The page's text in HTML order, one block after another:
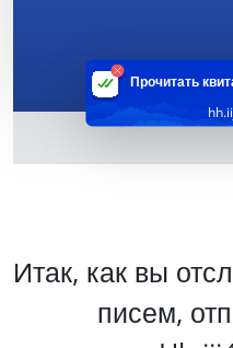
Прочитать
Итак, как вы
писем,